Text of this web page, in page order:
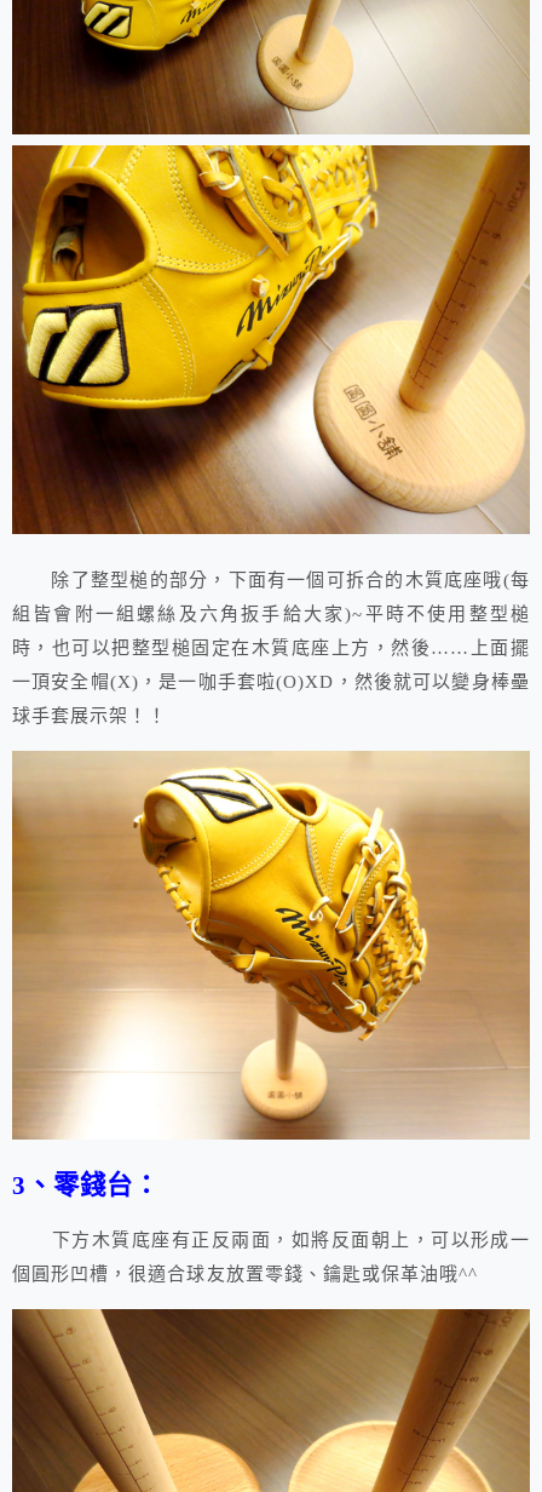
除了整型槌的部分，下面有一個可拆合的木質底座哦(每
組皆會附一組螺絲及六角扳手給大家)~平時不使用整型槌
時，也可以把整型槌固定在木質底座上方，然後……上面擺
一頂安全帽(X)，是一咖手套啦(O)XD，然後就可以變身棒壘
球手套展示架！！
3、零錢台：
下方木質底座有正反兩面，如將反面朝上，可以形成一
個圓形凹槽，很適合球友放置零錢、鑰匙或保革油哦^^